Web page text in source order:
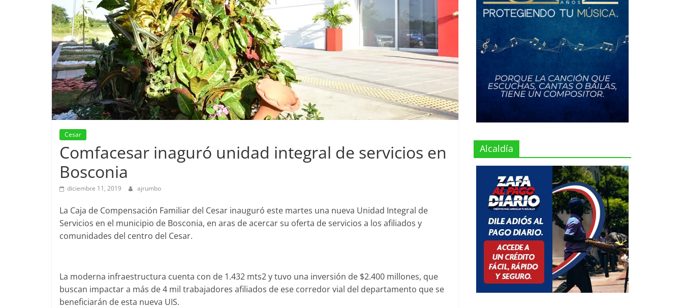
Cesar
Comfacesar inaguró unidad integral de servicios en
Bosconia
diciembre 11, 2019 ajrumbo
La Caja de Compensación Familiar del Cesar inauguró este martes una nueva Unidad Integral de
Servicios en el municipio de Bosconia, en aras de acercar su oferta de servicios a los afiliados y
comunidades del centro del Cesar.
La moderna infraestructura cuenta con de 1.432 mts2 y tuvo una inversión de $2.400 millones, que
buscan impactar a más de 4 mil trabajadores afiliados de ese corredor vial del departamento que se
beneficiarán de esta nueva UIS.
Alcaldía